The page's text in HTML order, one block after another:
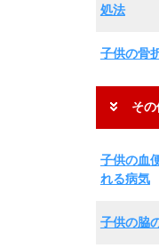
処法
子供の骨
その
子供の血
れる病気
子供の脇